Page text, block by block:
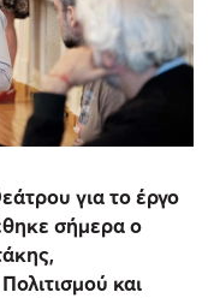
για το έργο
σήμερα ο
και